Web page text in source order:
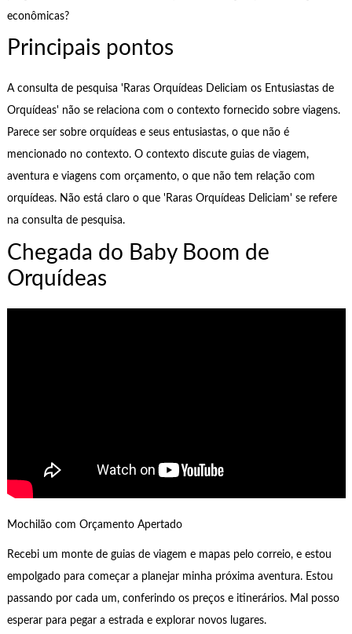
econômicas?
Principais pontos
A consulta de pesquisa 'Raras Orquídeas Deliciam os Entusiastas de
Orquídeas' não se relaciona com o contexto fornecido sobre viagens.
Parece ser sobre orquídeas e seus entusiastas, o que não é
mencionado no contexto. O contexto discute guias de viagem,
aventura e viagens com orçamento, o que não tem relação com
orquídeas. Não está claro o que 'Raras Orquídeas Deliciam' se refere
na consulta de pesquisa.
Chegada do Baby Boom de
Orquídeas
Mochilão com Orçamento Apertado
Recebi um monte de guias de viagem e mapas pelo correio, e estou
empolgado para começar a planejar minha próxima aventura. Estou
passando por cada um, conferindo os preços e itinerários. Mal posso
esperar para pegar a estrada e explorar novos lugares.